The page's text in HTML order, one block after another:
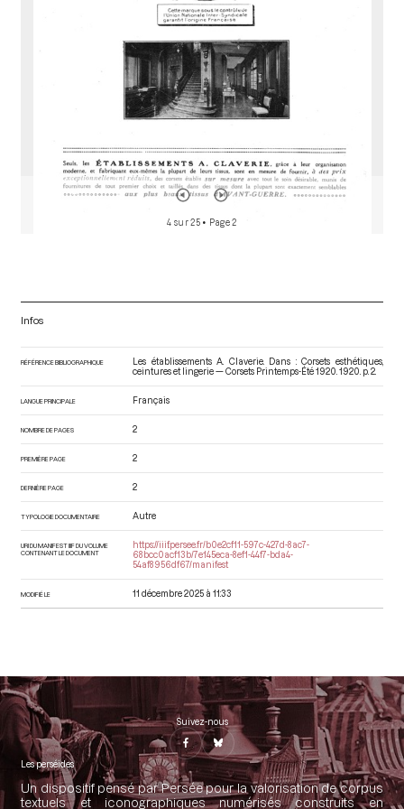
4 sur 25• Page 2
Infos
RÉFÉRENCE BIBLIOGRAPHIQUE
Les établissements A. Claverie. Dans : Corsets esthétiques,
ceintures et lingerie — Corsets Printemps-Été 1920 . 1920. p. 2.
LANGUE PRINCIPALE Français
NOMBRE DE PAGES 2
PREMIÈRE PAGE 2
DERNIÈRE PAGE 2
TYPOLOGIE DOCUMENTAIRE Autre
URI DU MANIFEST IIIF DU VOLUME
CONTENANT LE DOCUMENT
https://iiif.persee.fr/b0e2cf11-597c-427d-8ac7-
68bcc0acf13b/7e145eca-8ef1-44f7-bda4-
54af8956df67/manifest
MODIFIÉ LE 11 décembre 2025 à 11:33
Suivez-nous
Les perséides
Un dispositif pensé par Persée pour la valorisation de corpus
textuels et iconographiques numérisés construits en